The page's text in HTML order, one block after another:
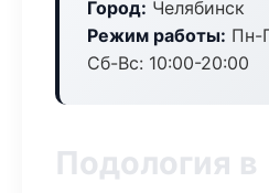
Город: Челябинск
Режим работы: Пн-
Сб-Вс: 10:00-20:00
Подология в